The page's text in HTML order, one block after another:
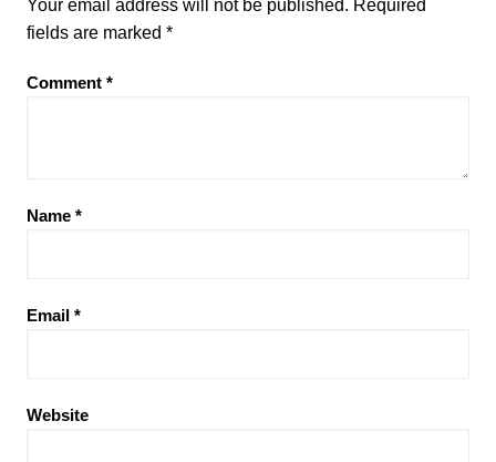
Your email address will not be published. Required
fields are marked *
Comment *
Name *
Email *
Website